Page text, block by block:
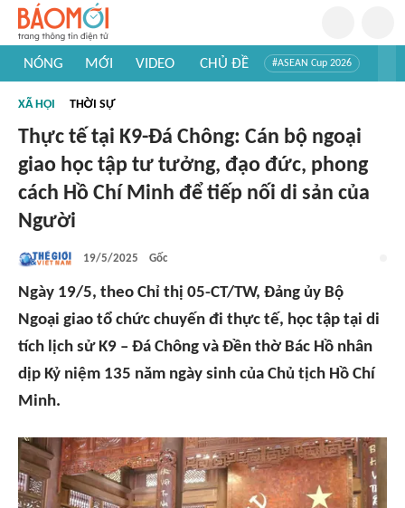
NÓNG MỚI VIDEO CHỦ ĐỀ #ASEAN Cup 2026
#Khám phá thế giới
XÃ HỘI THỜI SỰ
Thực tế tại K9-Đá Chông: Cán bộ ngoại
giao học tập tư tưởng, đạo đức, phong
cách Hồ Chí Minh để tiếp nối di sản của
Người
19/5/2025 Gốc
Ngày 19/5, theo Chỉ thị 05-CT/TW, Đảng ủy Bộ
Ngoại giao tổ chức chuyến đi thực tế, học tập tại di
tích lịch sử K9 – Đá Chông và Đền thờ Bác Hồ nhân
dịp Kỷ niệm 135 năm ngày sinh của Chủ tịch Hồ Chí
Minh.